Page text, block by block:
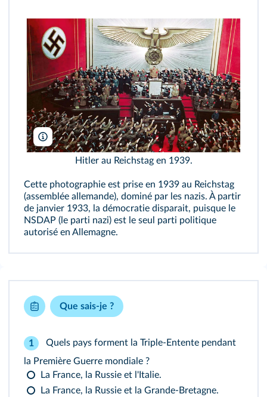
IAM/AKG
Hitler au Reichstag en 1939.
Cette photographie est prise en 1939 au Reichstag
(assemblée allemande), dominé par les nazis. À partir
de janvier 1933, la démocratie disparait, puisque le
NSDAP (le parti nazi) est le seul parti politique
autorisé en Allemagne.
Que sais-je ?
1
Quels pays forment la Triple-Entente pendant
la Première Guerre mondiale ?
La France, la Russie et l'Italie.
La France, la Russie et la Grande-Bretagne.